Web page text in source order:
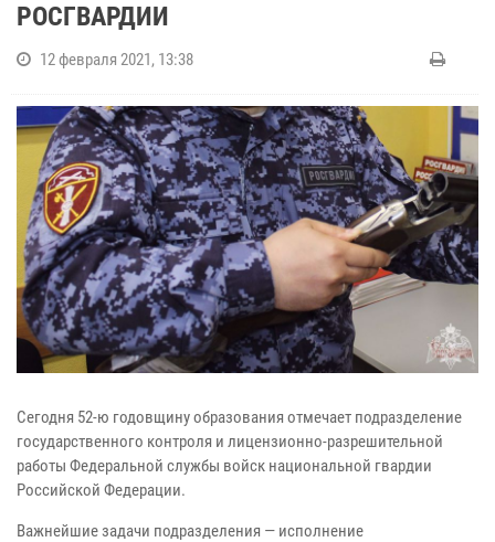
РОСГВАРДИИ
12 февраля 2021, 13:38
Сегодня 52-ю годовщину образования отмечает подразделение
государственного контроля и лицензионно-разрешительной
работы Федеральной службы войск национальной гвардии
Российской Федерации.
Важнейшие задачи подразделения — исполнение